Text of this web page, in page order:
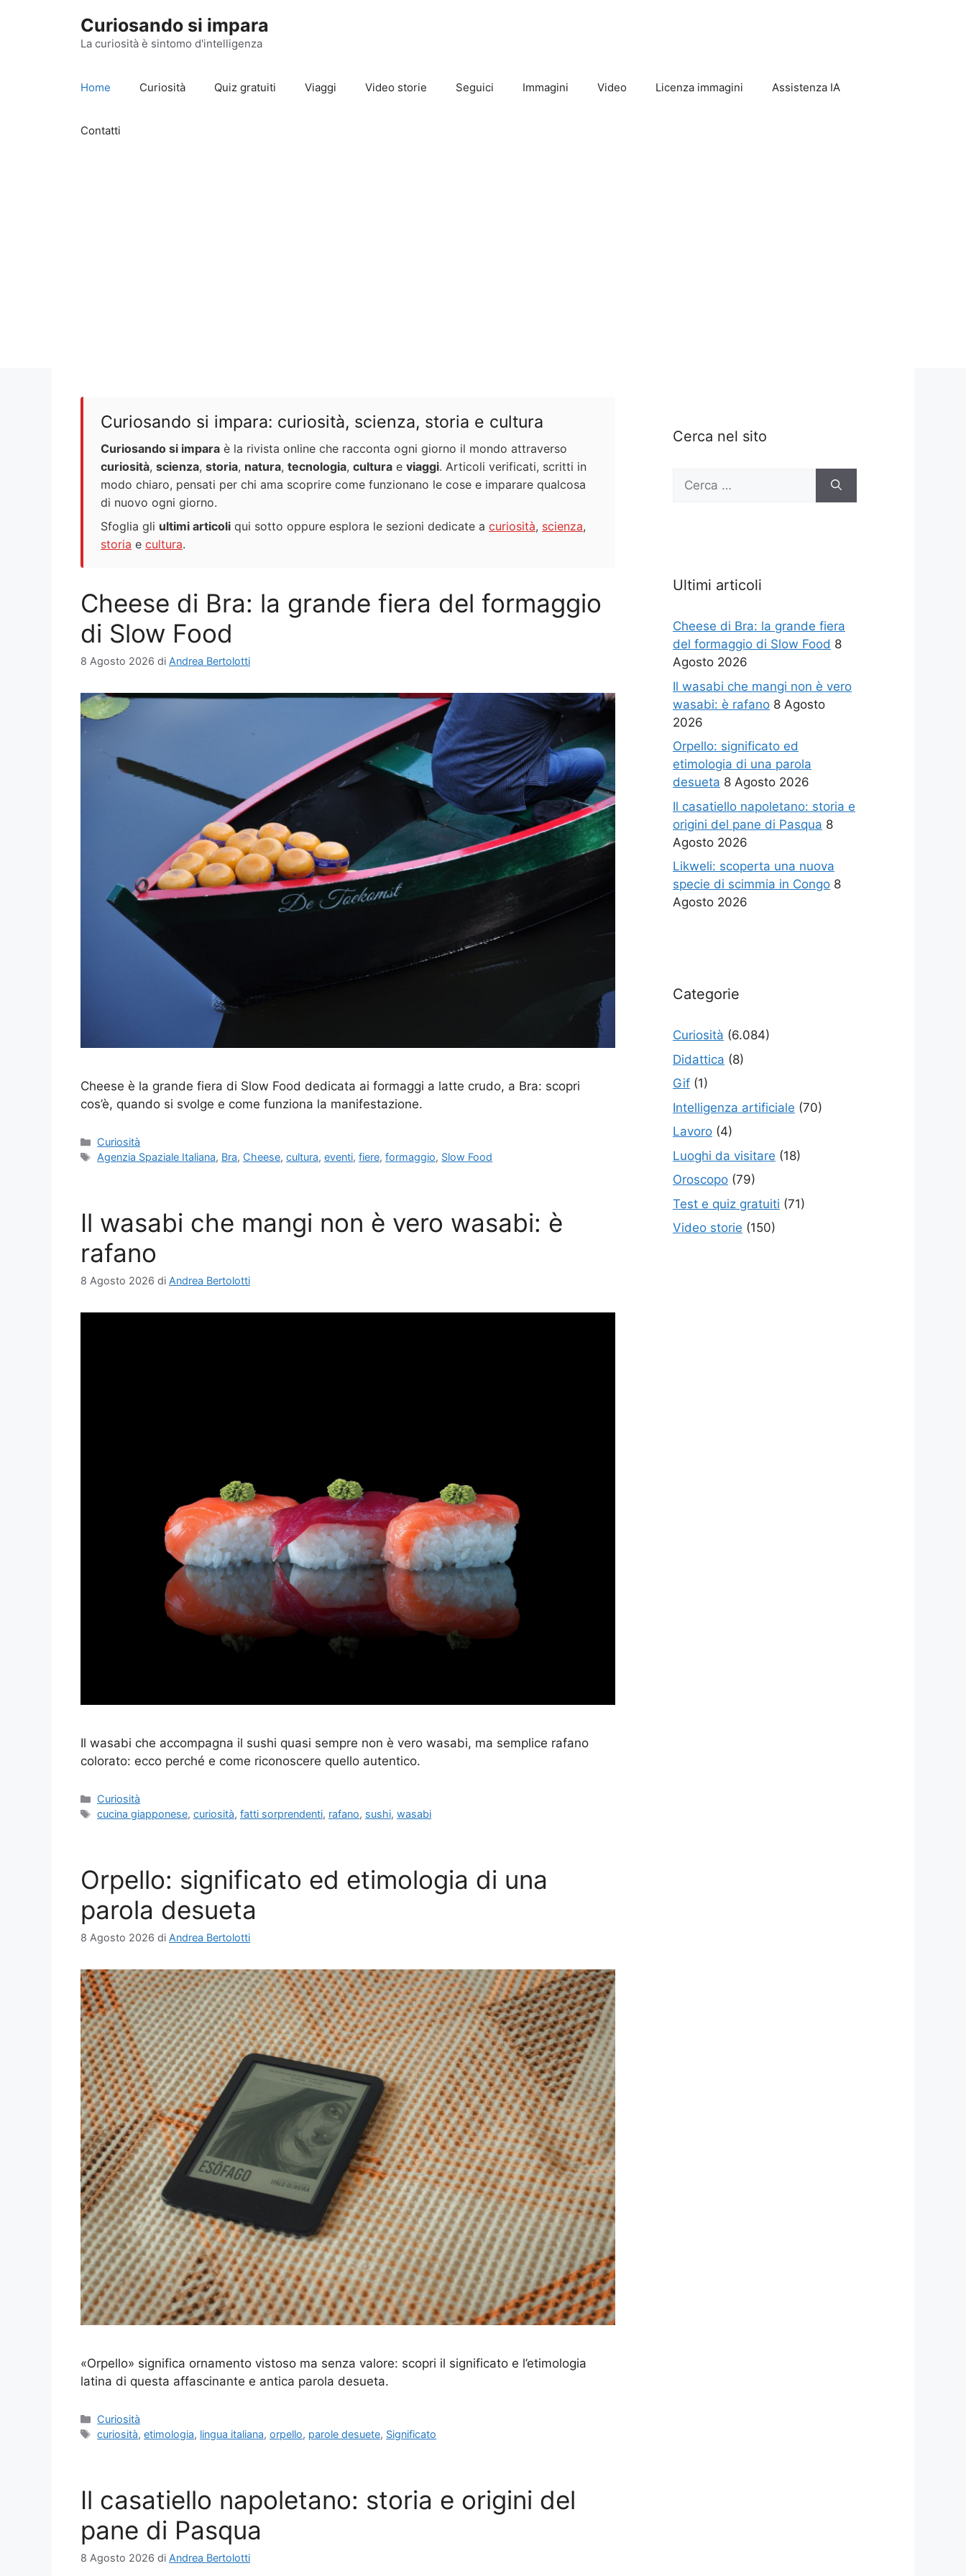
Curiosando si impara
La curiosità è sintomo d'intelligenza
Home Curiosità Quiz gratuiti Viaggi Video storie Seguici Immagini Video Licenza immagini Assistenza IA
Contatti
Curiosando si impara: curiosità, scienza, storia e cultura
Curiosando si impara è la rivista online che racconta ogni giorno il mondo attraverso
curiosità, scienza, storia, natura, tecnologia, cultura e viaggi. Articoli verificati, scritti in
modo chiaro, pensati per chi ama scoprire come funzionano le cose e imparare qualcosa
di nuovo ogni giorno.
Sfoglia gli ultimi articoli qui sotto oppure esplora le sezioni dedicate a curiosità, scienza,
storia e cultura.
Cheese di Bra: la grande fiera del formaggio
di Slow Food
8 Agosto 2026 di Andrea Bertolotti
Cheese è la grande fiera di Slow Food dedicata ai formaggi a latte crudo, a Bra: scopri
cos’è, quando si svolge e come funziona la manifestazione.
Categorie
Curiosità
Tag
Agenzia Spaziale Italiana, Bra, Cheese,cultura,eventi,fiere,formaggio, Slow Food
Il wasabi che mangi non è vero wasabi: è
rafano
8 Agosto 2026 di Andrea Bertolotti
Il wasabi che accompagna il sushi quasi sempre non è vero wasabi, ma semplice rafano
colorato: ecco perché e come riconoscere quello autentico.
Categorie
Curiosità
Tag
cucina giapponese,curiosità,fatti sorprendenti, rafano, sushi,wasabi
Orpello: significato ed etimologia di una
parola desueta
8 Agosto 2026 di Andrea Bertolotti
«Orpello» significa ornamento vistoso ma senza valore: scopri il significato e l’etimologia
latina di questa affascinante e antica parola desueta.
Categorie
Curiosità
Tag
curiosità,etimologia, lingua italiana,orpello, parole desuete, Significato
Il casatiello napoletano: storia e origini del
pane di Pasqua
8 Agosto 2026 di Andrea Bertolotti
Cerca nel sito
Ricerca
Ultimi articoli
Cheese di Bra: la grande fiera
del formaggio di Slow Food 8
Agosto 2026
Il wasabi che mangi non è vero
wasabi: è rafano 8 Agosto
2026
Orpello: significato ed
etimologia di una parola
desueta 8 Agosto 2026
Il casatiello napoletano: storia e
origini del pane di Pasqua 8
Agosto 2026
Likweli: scoperta una nuova
specie di scimmia in Congo 8
Agosto 2026
Categorie
Curiosità (6.084)
Didattica (8)
Gif (1)
Intelligenza artificiale (70)
Lavoro (4)
Luoghi da visitare (18)
Oroscopo (79)
Test e quiz gratuiti (71)
Video storie (150)